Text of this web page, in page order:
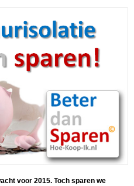
voor 2015. Toch sparen we